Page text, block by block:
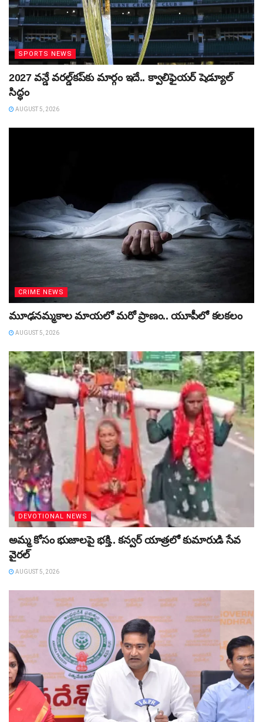
SPORTS NEWS
2027 వన్డే వరల్డ్‌కప్‌కు మార్గం ఇదే.. క్వాలిఫైయర్ షెడ్యూల్
సిద్ధం
AUGUST 5, 2026
CRIME NEWS
మూఢనమ్మకాల మాయలో మరో ప్రాణం.. యూపీలో కలకలం
AUGUST 5, 2026
DEVOTIONAL NEWS
అమ్మ కోసం భుజాలపై భక్తి.. కన్వర్‌ యాత్రలో కుమారుడి సేవ
వైరల్
AUGUST 5, 2026